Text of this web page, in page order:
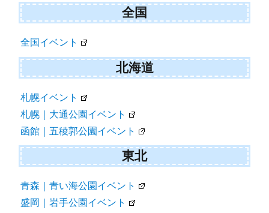
ビ
ー
シ
ョ
ン
全国
全国イベント
北海道
札幌イベント
札幌｜大通公園イベント
函館｜五稜郭公園イベント
東北
青森｜青い海公園イベント
盛岡｜岩手公園イベント